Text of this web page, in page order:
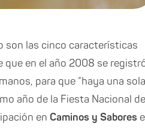
son las cinco características
que en el año 2008 se
para que “haya una sola
año de la Fiesta Nacional
en Caminos y Sabores